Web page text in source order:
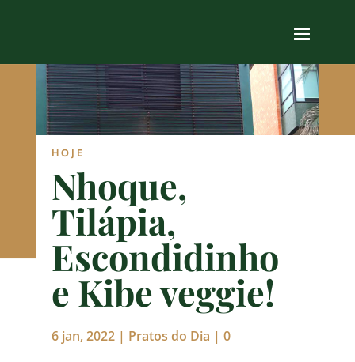
HOJE
Nhoque,
Tilápia,
Escondidinho
e Kibe veggie!
6 jan, 2022| Pratos do Dia | 0